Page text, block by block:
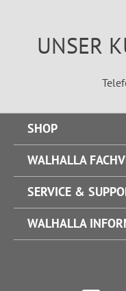
UNSER
SHOP
WALHALLA
SERVICE &
WALHALLA